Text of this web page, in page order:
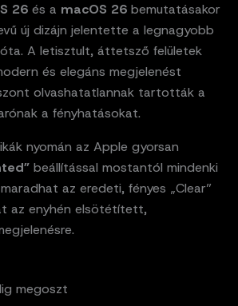
26 és a macOS 26 bemutatásakor
új dizájn jelentette a legnagyobb
A letisztult, áttetsző felületek
és elegáns megjelenést
olvashatatlannak tartották a
a fényhatásokat.
nyomán az Apple gyorsan
beállítással mostantól mindenki
az eredeti, fényes „Clear”
az enyhén elsötétített,
megoszt